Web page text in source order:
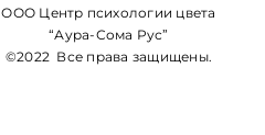
ООО Центр психологии цвета
“Аура-Сома Рус”
©2022 Все права защищены.